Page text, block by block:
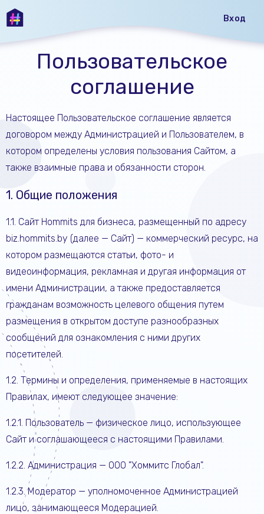
Вход
Пользовательское
соглашение
Настоящее Пользовательское соглашение является
договором между Администрацией и Пользователем, в
котором определены условия пользования Сайтом, а
также взаимные права и обязанности сторон.
1. Общие положения
1.1. Сайт Hommits для бизнеса, размещенный по адресу
biz.hommits.by (далее — Сайт) — коммерческий ресурс, на
котором размещаются статьи, фото- и
видеоинформация, рекламная и другая информация от
имени Администрации, а также предоставляется
гражданам возможность целевого общения путем
размещения в открытом доступе разнообразных
сообщений для ознакомления с ними других
посетителей.
1.2. Термины и определения, применяемые в настоящих
Правилах, имеют следующее значение:
1.2.1. Пользователь — физическое лицо, использующее
Сайт и соглашающееся с настоящими Правилами.
1.2.2. Администрация — ООО "Хоммитс Глобал".
1.2.3. Модератор — уполномоченное Администрацией
лицо, занимающееся Модерацией.